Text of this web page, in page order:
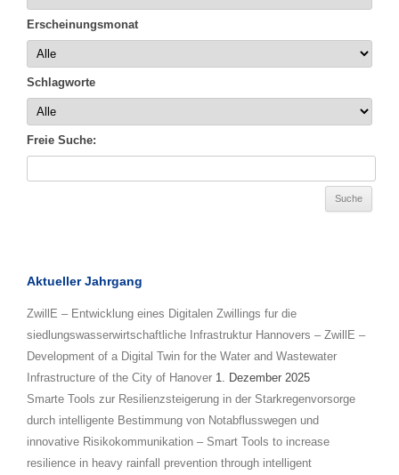
Erscheinungsmonat
Schlagworte
Freie Suche:
Aktueller Jahrgang
ZwillE – Entwicklung eines Digitalen Zwillings fur die
siedlungswasserwirtschaftliche Infrastruktur Hannovers – ZwillE –
Development of a Digital Twin for the Water and Wastewater
Infrastructure of the City of Hanover 1. Dezember 2025
Smarte Tools zur Resilienzsteigerung in der Starkregenvorsorge
durch intelligente Bestimmung von Notabflusswegen und
innovative Risikokommunikation – Smart Tools to increase
resilience in heavy rainfall prevention through intelligent